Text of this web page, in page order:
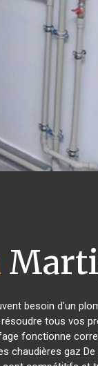
besoin d'un
tous vos
fonctionne
chaudières gaz De